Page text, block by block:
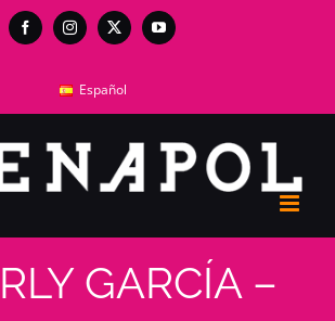
FacebookInstagram
X YouTube
Español
GARCÍA –